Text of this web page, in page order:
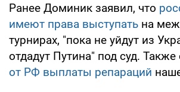
Ранее Доминик заявил, что
имеют права выступать на
турнирах, "пока не уйдут из
отдадут Путина" под суд. Также
от РФ выплаты репараций